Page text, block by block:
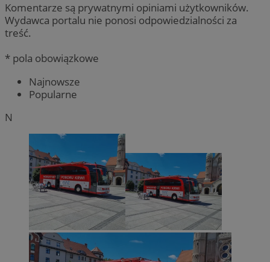
Komentarze są prywatnymi opiniami użytkowników.
Wydawca portalu nie ponosi odpowiedzialności za
treść.
* pola obowiązkowe
Najnowsze
Popularne
N